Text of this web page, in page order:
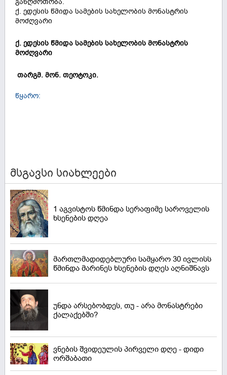
ქ. ედესის წმიდა სამების სახელობის მონასტრის
მოძღვარი
ქ. ედესის წმიდა სამების სახელობის მონასტრის
მოძღვარი
თარგმ. მონ. თეოტოკი.
წყარო:
მსგავსი სიახლეები
1 აგვისტოს წმინდა სერაფიმე საროველის
ხსენების დღეა
მართლმადიდებლური სამყარო 30 ივლისს
წმინდა მარინეს ხსენების დღეს აღნიშნავს
უნდა არსებობდეს, თუ - არა მონასტრები
ქალაქებში?
ვნების შვიდეულის პირველი დღე - დიდი
ორშაბათი